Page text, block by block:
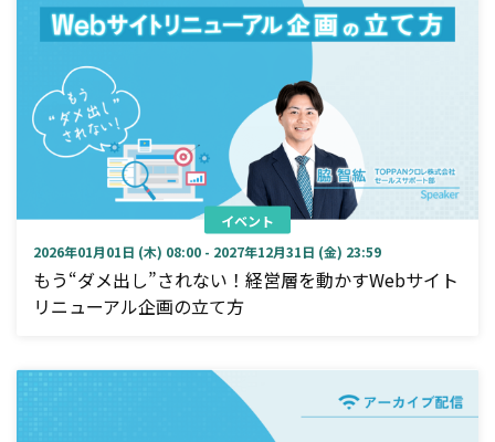
イベント
2026年01月01日 (木) 08:00 - 2027年12月31日 (金) 23:59
もう“ダメ出し”されない！経営層を動かすWebサイト
リニューアル企画の立て方